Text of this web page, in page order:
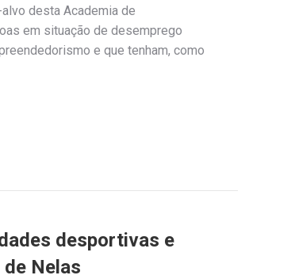
desta Academia de
em situação de desemprego
e que tenham, como
desportivas e
Nelas